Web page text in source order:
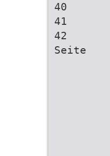
40
41
42
Seite